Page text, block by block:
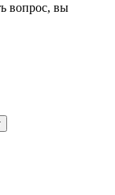
вопрос, вы